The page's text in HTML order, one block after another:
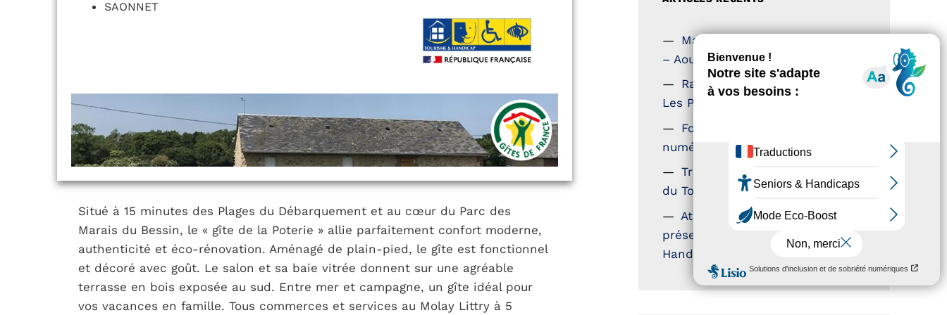
SAONNET
Situé à 15 minutes des Plages du Débarquement et au cœur du Parc des
Marais du Bessin, le « gîte de la Poterie » allie parfaitement confort moderne,
authenticité et éco-rénovation. Aménagé de plain-pied, le gîte est fonctionnel
et décoré avec goût. Le salon et sa baie vitrée donnent sur une agréable
terrasse en bois exposée au sud. Entre mer et campagne, un gîte idéal pour
vos vacances en famille. Tous commerces et services au Molay Littry à 5
Magazine Tourisme Accessible
– Aout 2026
Rallye Aicha des Gazelles –
Les Petillantes
Formation Communication
numérique
Trophées Horizons – Acteurs
du Tourisme Durable
Atout France – flyer
présentation label Tourisme &
Handicap